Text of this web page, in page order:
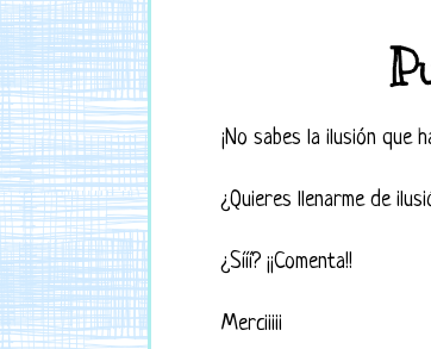
¡No sabes la ilusión que
¿Quieres llenarme de
¿Sííí? ¡¡Comenta!!
Merciiiii